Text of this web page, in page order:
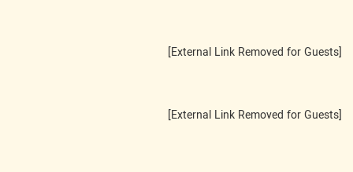
[External Link Removed for Guests]
[External Link Removed for Guests]